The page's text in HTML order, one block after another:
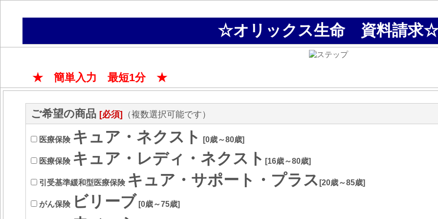
☆オリックス生命 資料請求
★ 簡単入力 最短1分 ★
ご希望の商品 [必須] （複数選択可能です）
医療保険 キュア・ネクスト [0歳～80歳]
医療保険 キュア・レディ・ネクスト [16歳～80歳]
引受基準緩和型医療保険 キュア・サポート・プラス [20歳～85歳]
がん保険 ビリーブ [0歳～75歳]